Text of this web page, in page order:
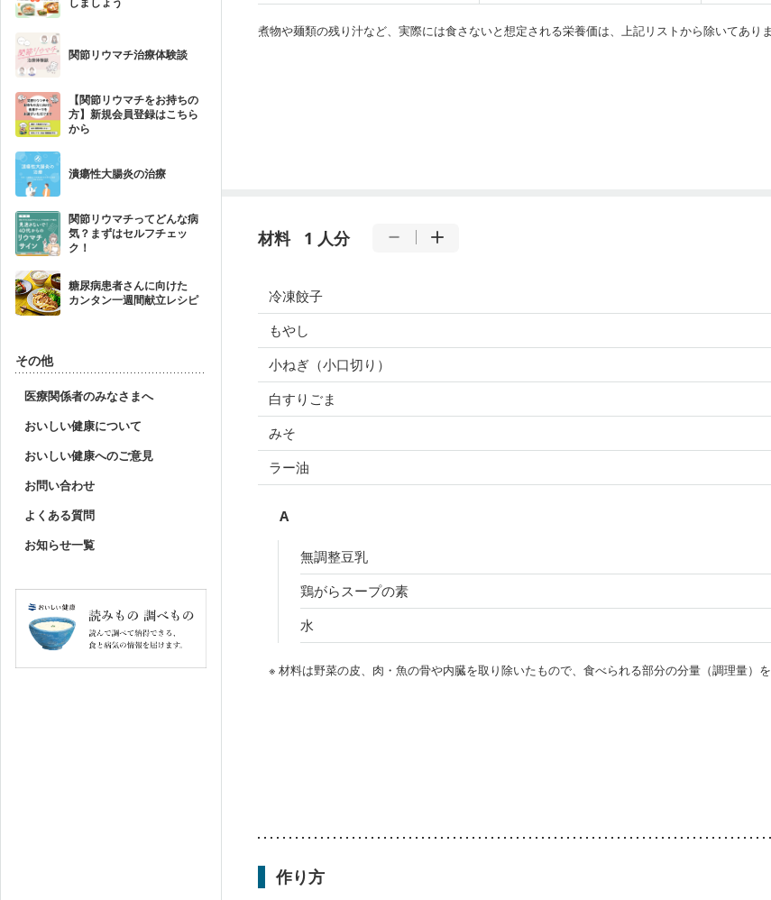
関節リウマチ治療体験談
【関節リウマチをお持ちの
方】新規会員登録はこちら
から
潰瘍性大腸炎の治療
関節リウマチってどんな病
気？まずはセルフチェッ
ク！
糖尿病患者さんに向けた
カンタン一週間献立レシピ
その他
医療関係者のみなさまへ
おいしい健康について
おいしい健康へのご意見
お問い合わせ
よくある質問
お知らせ一覧
煮物や麺類の残り汁など、実際には食さないと想定される栄養価は、上記リストから除いてありま
材料 1 人分
冷凍餃子
もやし
小ねぎ（小口切り）
白すりごま
みそ
ラー油
A
無調整豆乳
鶏がらスープの素
水
※ 材料は野菜の皮、肉・魚の骨や内臓を取り除いたもので、食べられる部分の分量（調理量）を
作り方